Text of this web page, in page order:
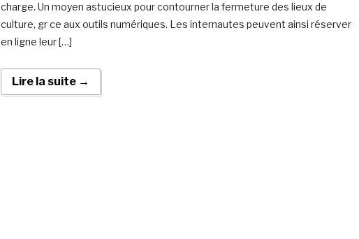
charge. Un moyen astucieux pour contourner la fermeture des lieux de
culture, gr ce aux outils numériques. Les internautes peuvent ainsi réserver
en ligne leur […]
Lire la suite →